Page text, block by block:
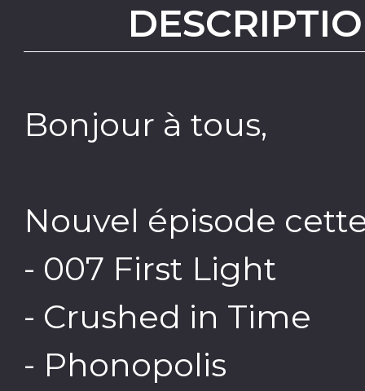
Bonjour à tous,
Nouvel épisode
- 007 First Light
- Crushed in Time
- Phonopolis